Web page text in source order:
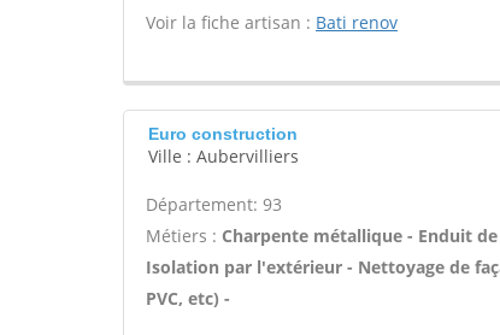
Voir la fiche artisan : Bati renov
Euro construction
Ville : Aubervilliers
Département: 93
Métiers : Charpente métallique - Enduit
Isolation par l'extérieur - Nettoyage de
PVC, etc) -